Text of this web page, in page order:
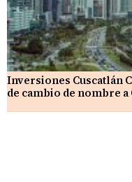
Inversiones Cuscatlán
de cambio de nombre